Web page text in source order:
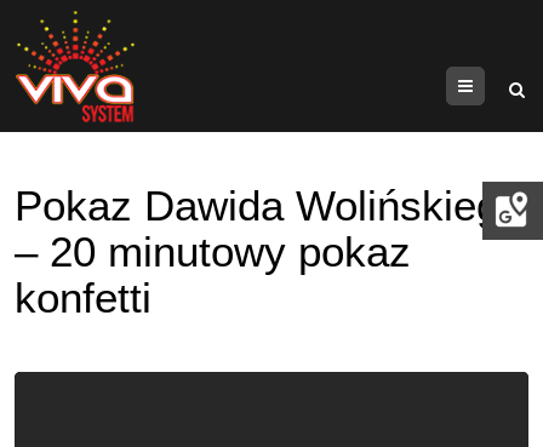
Menu
Pokaz Dawida Wolińskiego
– 20 minutowy pokaz
konfetti